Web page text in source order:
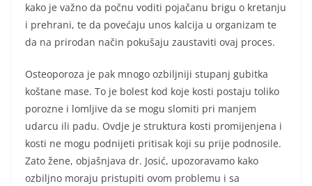
kako je važno da počnu voditi pojačanu brigu o kretanju
i prehrani, te da povećaju unos kalcija u organizam te
da na prirodan način pokušaju zaustaviti ovaj proces.
Osteoporoza je pak mnogo ozbiljniji stupanj gubitka
koštane mase. To je bolest kod koje kosti postaju toliko
porozne i lomljive da se mogu slomiti pri manjem
udarcu ili padu. Ovdje je struktura kosti promijenjena i
kosti ne mogu podnijeti pritisak koji su prije podnosile.
Zato žene, objašnjava dr. Josić, upozoravamo kako
ozbiljno moraju pristupiti ovom problemu i sa